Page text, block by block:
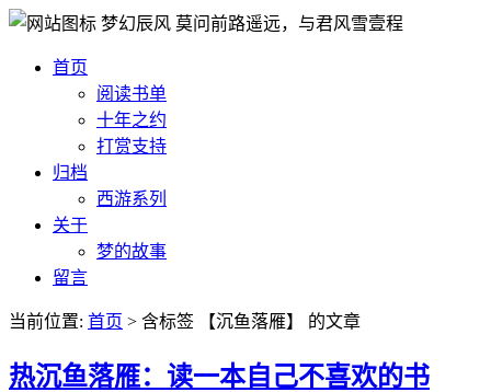
梦幻辰风 莫问前路遥远，与君风雪壹程
首页
阅读书单
十年之约
打赏支持
归档
西游系列
关于
梦的故事
留言
当前位置: 首页 > 含标签 【沉鱼落雁】 的文章
热沉鱼落雁：读一本自己不喜欢的书